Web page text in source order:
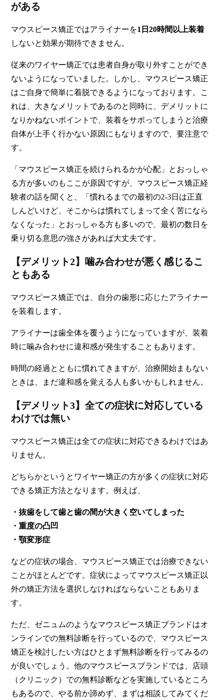
がある
マウスピース矯正ではアライナーを1日20時間以上装着
しないと効果が期待できません。
従来のワイヤー矯正では患者自身が取り外すことができ
ないようになっていました。しかし、マウスピース矯正
はご自身で簡単に着脱できるようになっております。こ
れは、大きなメリットであるのと同時に、デメリットに
なりかねないポイントで、装着をサボってしまうと治療
自体が上手く行かない原因にもなりますので、要注意で
す。
「マウスピース矯正を続けられるかが心配」とおっしゃ
る方が多いのもここが原因ですが、マウスピース矯正経
験者の話を聞くと、「慣れるまでの最初の2-3日は正直
しんどいけど、そこからは慣れてしまって全く苦になら
なくなった」とおっしゃる方も多いので、最初の数日を
乗り切る意思の強さがあれば大丈夫です。
【デメリット2】噛み合わせが悪く感じるこ
ともある
マウスピース矯正では、自分の歯形に応じたアライナー
を装着します。
アライナーは歯全体を覆うようになっていますが、装着
時に噛み合わせに違和感が発生することもあります。
時間の経過とともに慣れてきますが、治療開始まもない
ときは、まだ違和感を覚える人も多いかもしれません。
【デメリット3】全ての症状に対応している
わけでは無い
マウスピース矯正は全ての症状に対応できるわけではあ
りません。
どちらかというとワイヤー矯正の方が多くの症状に対応
できる矯正方法となります。例えば、
・抜歯をして歯と歯の間が大きく空いてしまった
・重度の凸凹
・顎変形症
などの症状の場合、マウスピース矯正では治療できない
ことがほとんどです。症状によってマウスピース矯正以
外の矯正方法を選択しなければならないこともありま
す。
ただ、ゼニュムのようなマウスピース矯正ブランドはオ
ンラインでの無料診断を行っているので、マウスピース
矯正を検討したい方はひとまず無料診断を行ってみるの
が良いでしょう。他のマウスピースブランドでは、店頭
（クリニック）での無料診断などを実施しているところ
もあるので、やる前か諦めず、まずは相談してみてくだ